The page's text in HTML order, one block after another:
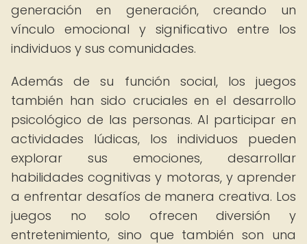
generación en generación, creando un
vínculo emocional y significativo entre los
individuos y sus comunidades.
Además de su función social, los juegos
también han sido cruciales en el desarrollo
psicológico de las personas. Al participar en
actividades lúdicas, los individuos pueden
explorar sus emociones, desarrollar
habilidades cognitivas y motoras, y aprender
a enfrentar desafíos de manera creativa. Los
juegos no solo ofrecen diversión y
entretenimiento, sino que también son una